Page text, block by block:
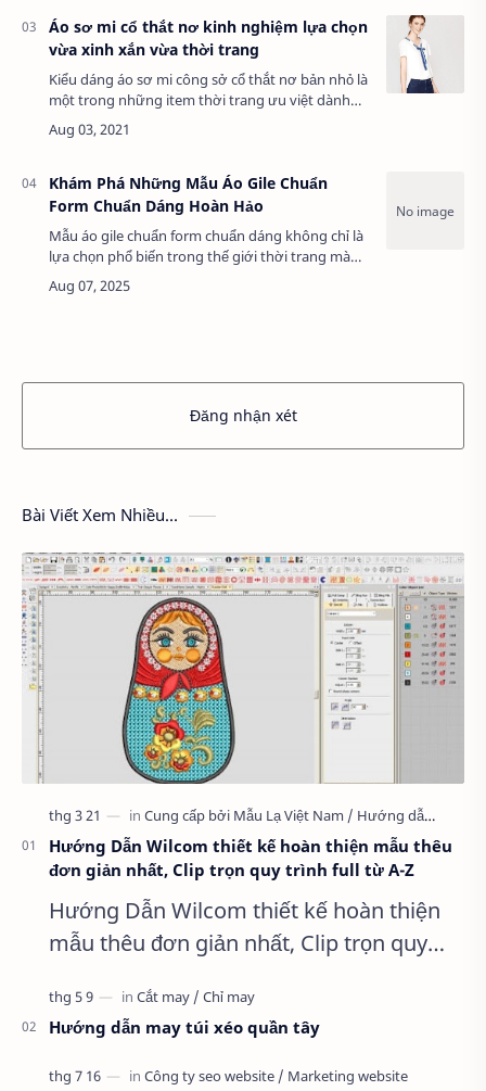
Áo sơ mi cổ thắt nơ kinh nghiệm lựa chọn
vừa xinh xắn vừa thời trang
Kiểu dáng áo sơ mi công sở cổ thắt nơ bản nhỏ là
một trong những item thời trang ưu việt dành
cho bạn gái có thân hình mảnh dẻ, cần cổ cao và
gầy. Nét điệu đà, nữ tính của điể…
Khám Phá Những Mẫu Áo Gile Chuẩn
Form Chuẩn Dáng Hoàn Hảo
Mẫu áo gile chuẩn form chuẩn dáng không chỉ là
lựa chọn phổ biến trong thế giới thời trang mà
còn mang đến sự thoải mái tối ưu cho mọi lứa
tuổi. Với thiết kế ôm sát cơ thể, tôn d…
Đăng nhận xét
Bài Viết Xem Nhiều...
Hướng Dẫn Wilcom thiết kế hoàn thiện mẫu thêu
đơn giản nhất, Clip trọn quy trình full từ A-Z
Hướng Dẫn Wilcom thiết kế hoàn thiện
mẫu thêu đơn giản nhất, Clip trọn quy
thuật mới vào nghề, clip thực hành t…
Hướng dẫn may túi xéo quần tây